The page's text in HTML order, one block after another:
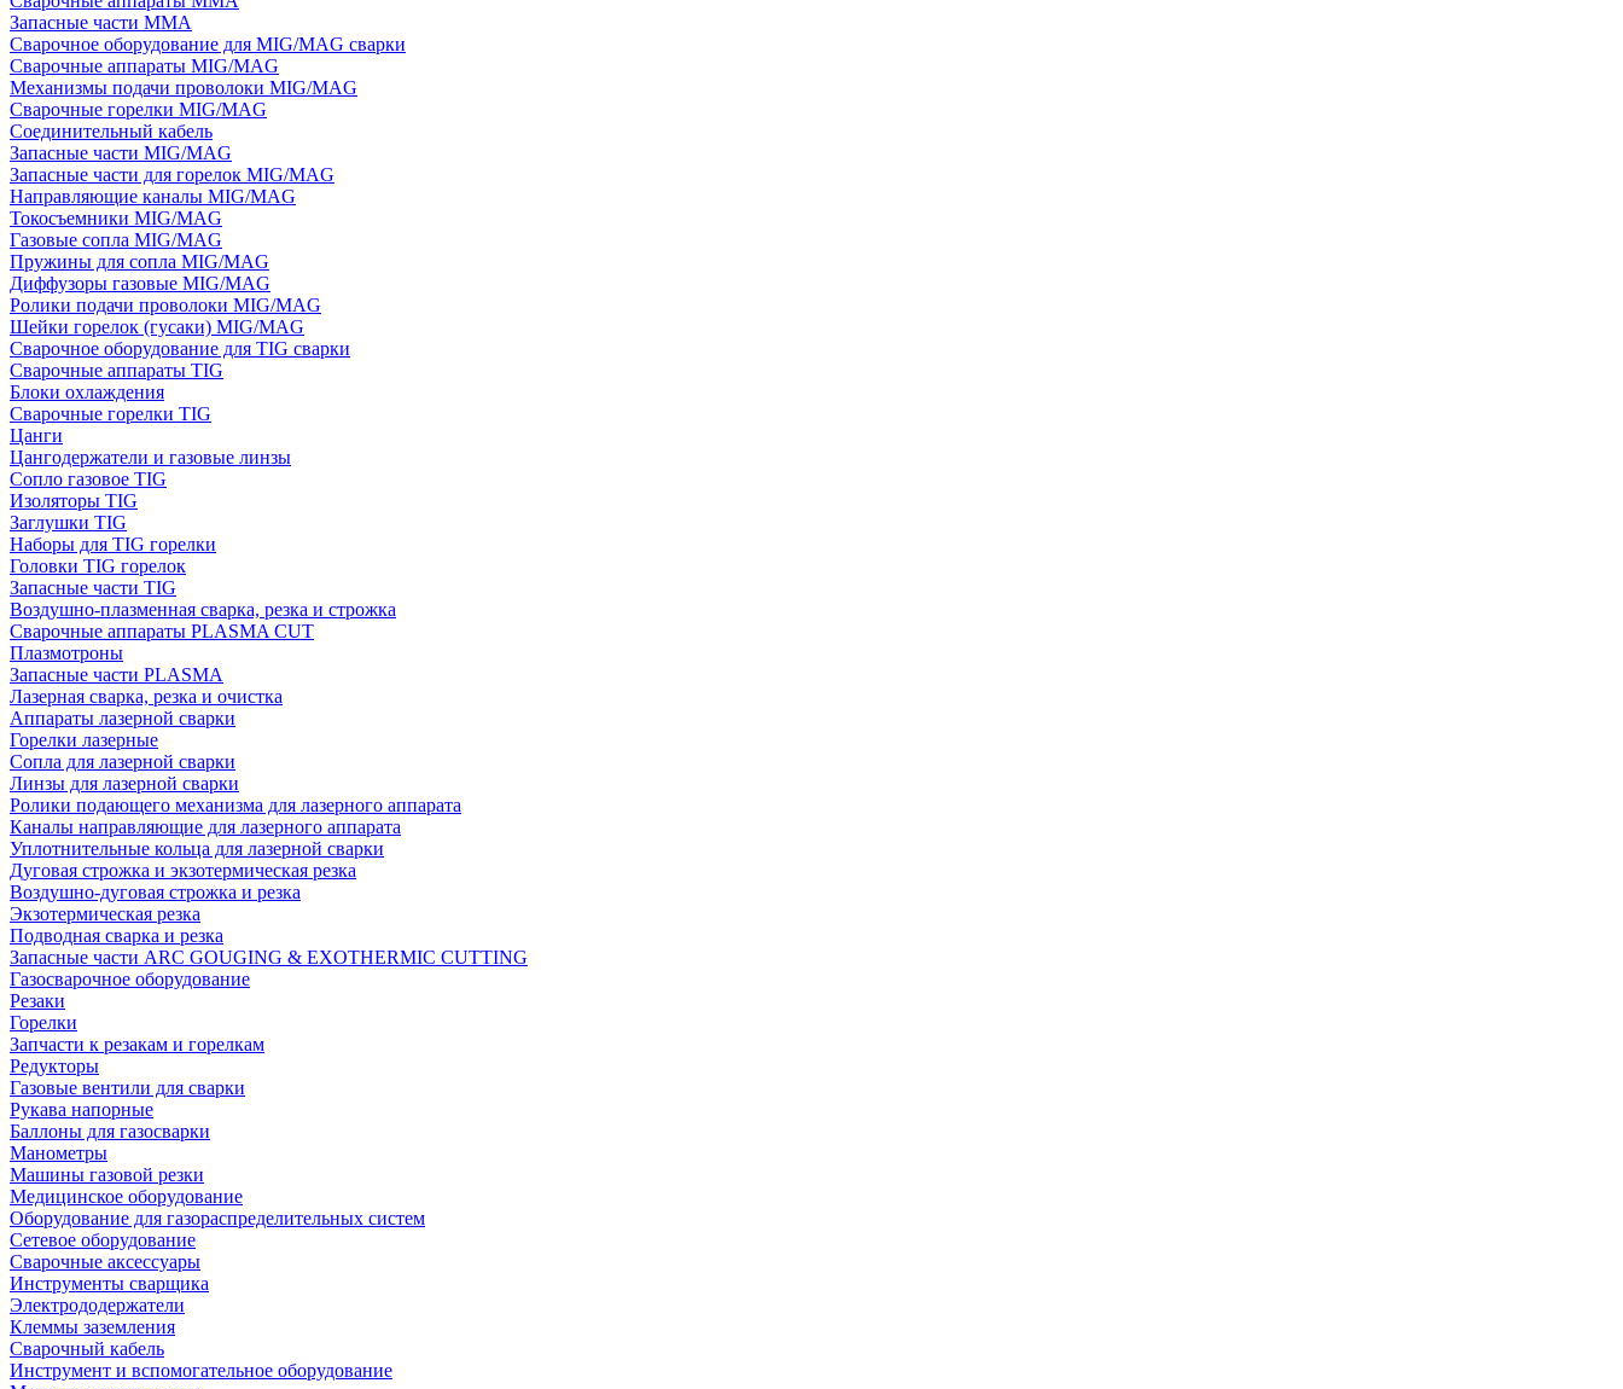
Запасные части MMA
Сварочное оборудование для MIG/MAG сварки
Сварочные аппараты MIG/MAG
Механизмы подачи проволоки MIG/MAG
Сварочные горелки MIG/MAG
Соединительный кабель
Запасные части MIG/MAG
Запасные части для горелок MIG/MAG
Направляющие каналы MIG/MAG
Токосъемники MIG/MAG
Газовые сопла MIG/MAG
Пружины для сопла MIG/MAG
Диффузоры газовые MIG/MAG
Ролики подачи проволоки MIG/MAG
Шейки горелок (гусаки) MIG/MAG
Сварочное оборудование для TIG сварки
Сварочные аппараты TIG
Блоки охлаждения
Сварочные горелки TIG
Цанги
Цангодержатели и газовые линзы
Сопло газовое TIG
Изоляторы TIG
Заглушки TIG
Наборы для TIG горелки
Головки TIG горелок
Запасные части TIG
Воздушно-плазменная сварка, резка и строжка
Сварочные аппараты PLASMA CUT
Плазмотроны
Запасные части PLASMA
Лазерная сварка, резка и очистка
Аппараты лазерной сварки
Горелки лазерные
Сопла для лазерной сварки
Линзы для лазерной сварки
Ролики подающего механизма для лазерного аппарата
Каналы направляющие для лазерного аппарата
Уплотнительные кольца для лазерной сварки
Дуговая строжка и экзотермическая резка
Воздушно-дуговая строжка и резка
Экзотермическая резка
Подводная сварка и резка
Запасные части ARC GOUGING & EXOTHERMIC CUTTING
Газосварочное оборудование
Резаки
Горелки
Запчасти к резакам и горелкам
Редукторы
Газовые вентили для сварки
Рукава напорные
Баллоны для газосварки
Манометры
Машины газовой резки
Медицинское оборудование
Оборудование для газораспределительных систем
Сетевое оборудование
Сварочные аксессуары
Инструменты сварщика
Электрододержатели
Клеммы заземления
Сварочный кабель
Инструмент и вспомогательное оборудование